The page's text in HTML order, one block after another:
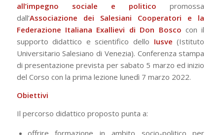
all’impegno sociale e politico promossa
dall’Associazione dei Salesiani Cooperatori e la
Federazione Italiana Exallievi di Don Bosco con il
supporto didattico e scientifico dello Iusve (Istituto
Universitario Salesiano di Venezia). Conferenza stampa
di presentazione prevista per sabato 5 marzo ed inizio
del Corso con la prima lezione lunedì 7 marzo 2022.
Obiettivi
Il percorso didattico proposto punta a:
offrire formazione in ambito socio-politico per